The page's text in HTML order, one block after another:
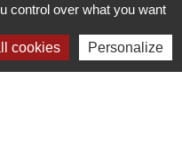
control over what you want
cookies Personalize